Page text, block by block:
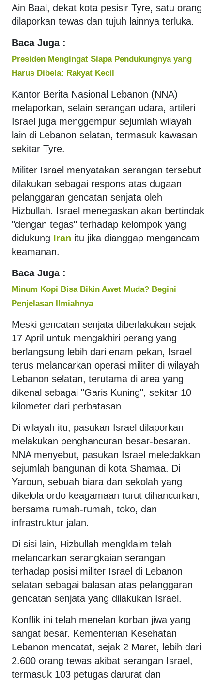
Ain Baal, dekat kota pesisir Tyre, satu orang
dilaporkan tewas dan tujuh lainnya terluka.
Baca Juga :
Presiden Mengingat Siapa Pendukungnya yang
Harus Dibela: Rakyat Kecil
Kantor Berita Nasional Lebanon (NNA)
melaporkan, selain serangan udara, artileri
Israel juga menggempur sejumlah wilayah
lain di Lebanon selatan, termasuk kawasan
sekitar Tyre.
Militer Israel menyatakan serangan tersebut
dilakukan sebagai respons atas dugaan
pelanggaran gencatan senjata oleh
Hizbullah. Israel menegaskan akan bertindak
"dengan tegas" terhadap kelompok yang
didukung Iran itu jika dianggap mengancam
keamanan.
Baca Juga :
Minum Kopi Bisa Bikin Awet Muda? Begini
Penjelasan Ilmiahnya
Meski gencatan senjata diberlakukan sejak
17 April untuk mengakhiri perang yang
berlangsung lebih dari enam pekan, Israel
terus melancarkan operasi militer di wilayah
Lebanon selatan, terutama di area yang
dikenal sebagai "Garis Kuning", sekitar 10
kilometer dari perbatasan.
Di wilayah itu, pasukan Israel dilaporkan
melakukan penghancuran besar-besaran.
NNA menyebut, pasukan Israel meledakkan
sejumlah bangunan di kota Shamaa. Di
Yaroun, sebuah biara dan sekolah yang
dikelola ordo keagamaan turut dihancurkan,
bersama rumah-rumah, toko, dan
infrastruktur jalan.
Di sisi lain, Hizbullah mengklaim telah
melancarkan serangkaian serangan
terhadap posisi militer Israel di Lebanon
selatan sebagai balasan atas pelanggaran
gencatan senjata yang dilakukan Israel.
Konflik ini telah menelan korban jiwa yang
sangat besar. Kementerian Kesehatan
Lebanon mencatat, sejak 2 Maret, lebih dari
2.600 orang tewas akibat serangan Israel,
termasuk 103 petugas darurat dan